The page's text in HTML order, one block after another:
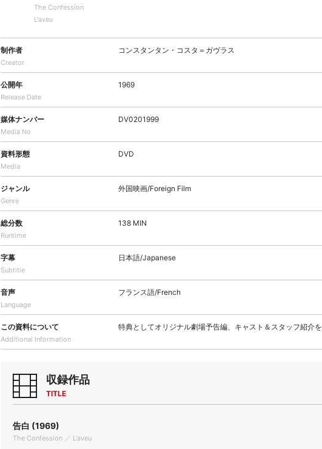
The Confession
L'aveu
制作者
Creator
コンスタンタン・コスタ＝ガヴラス
公開年
Release Date
1969
媒体ナンバー
Media No
DV0201999
資料形態
Media
DVD
ジャンル
Genre
外国映画/Foreign Film
総分数
Runtime
138 MIN
字幕
Subtitle
日本語/Japanese
音声
Language
フランス語/French
この資料について
Additional Information
特典としてオリジナル劇場予告編、キャスト＆スタッフ紹介
収録作品
TITLE
告白 (1969)
The Confession ／ L'aveu